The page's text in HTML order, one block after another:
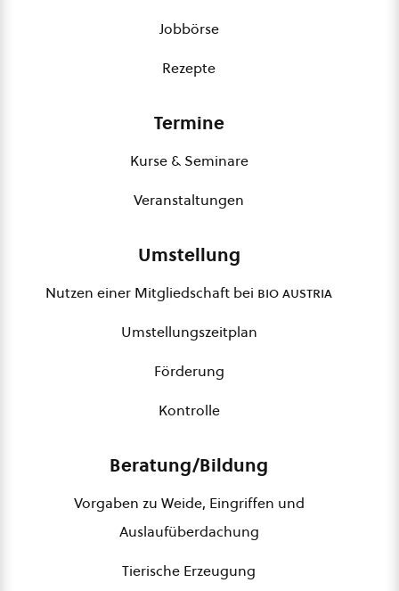
Jobbörse
Rezepte
Termine
Kurse & Seminare
Veranstaltungen
Umstellung
Nutzen einer Mitgliedschaft bei bio austria
Umstellungszeitplan
Förderung
Kontrolle
Beratung/Bildung
Vorgaben zu Weide, Eingriffen und
Auslaufüberdachung
Tierische Erzeugung